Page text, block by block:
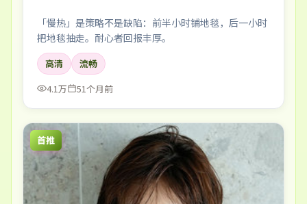
「慢热」是策略不是缺陷：前半小时铺地毯，后一小时
把地毯抽走。耐心者回报丰厚。
高清
流畅
4.1万
51个月前
首推